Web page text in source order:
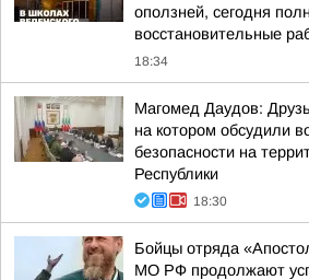
оползней, сегодня
восстановительные
18:34
Магомед Даудов:
на котором обсудили
безопасности на
Республики
18:30
Бойцы отряда
МО РФ продолжают